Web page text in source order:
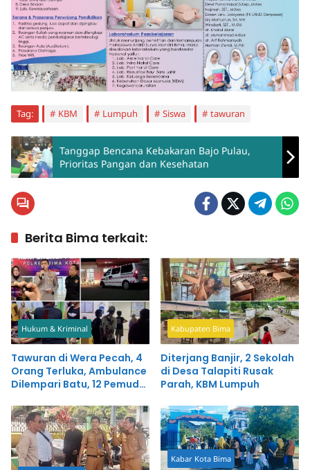
Tag: KBM Lumpuh Siswa tawuran
Tanggap Bencana Kebakaran Bajo Pulau,
Prioritas Pangan dan Kesehatan
Berita Bima terkait:
Hukum & Kriminal
Tawuran di Wera Pecah, 4
Orang Terluka, Ambulance
Dilempari Batu, 12 Pemuda
Kabupaten Bima
Diterjang Banjir, 2 Sekolah
di Desa Talapiti Rusak
Parah, KBM Lumpuh
Kabar Kota Bima